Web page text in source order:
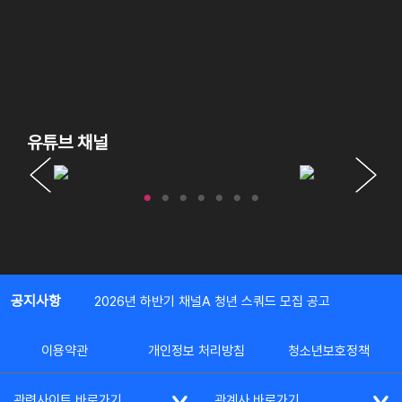
유튜브 채널
공지사항 2026년 하반기 채널A 청년 스쿼드 모집 공고
이용약관 개인정보 처리방침 청소년보호정책